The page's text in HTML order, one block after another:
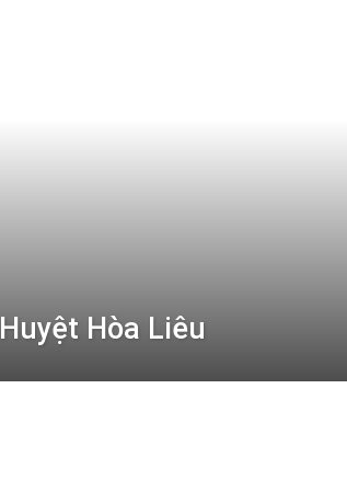
Huyệt Hòa Liêu